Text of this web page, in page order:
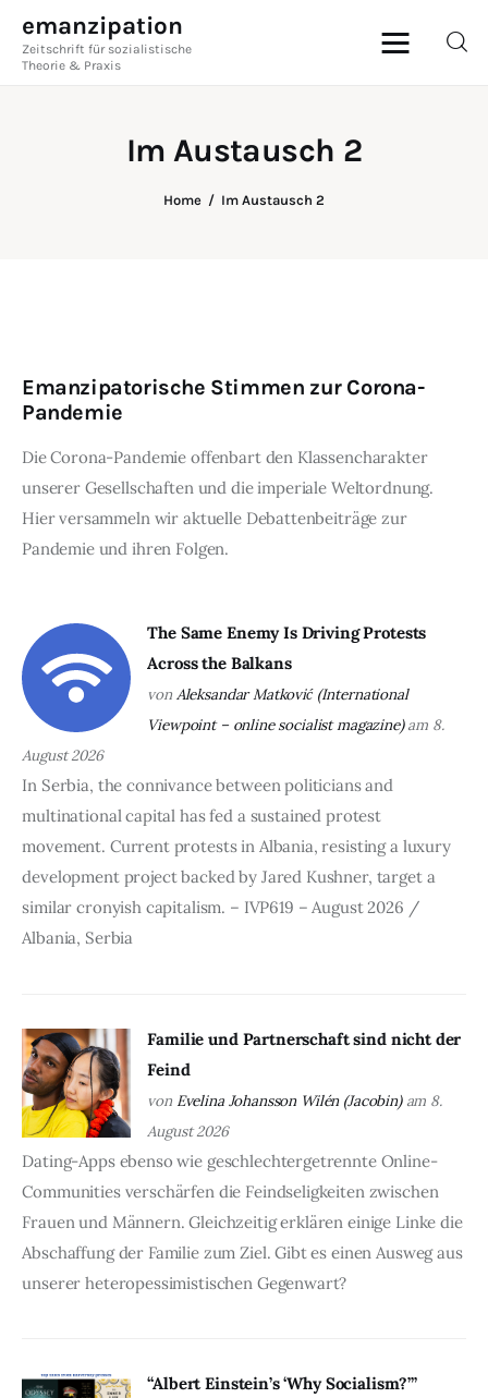
emanzipation
Zeitschrift für sozialistische
Theorie & Praxis
Im Austausch 2
Home Im Austausch 2
emanzipation
Im Austausch
ABO
ÜBER EMANZIPATION
Emanzipatorische Stimmen zur Corona-
Pandemie
Die Corona-Pandemie offenbart den Klassencharakter
unserer Gesellschaften und die imperiale Weltordnung.
Hier versammeln wir aktuelle Debattenbeiträge zur
Pandemie und ihren Folgen.
The Same Enemy Is Driving Protests
Across the Balkans
von Aleksandar Matković (International
Viewpoint – online socialist magazine)am 8.
August 2026
In Serbia, the connivance between politicians and
multinational capital has fed a sustained protest
movement. Current protests in Albania, resisting a luxury
development project backed by Jared Kushner, target a
similar cronyish capitalism. – IVP619 – August 2026 /
Albania, Serbia
Familie und Partnerschaft sind nicht der
Feind
von Evelina Johansson Wilén (Jacobin)am 8.
August 2026
Dating-Apps ebenso wie geschlechtergetrennte Online-
Communities verschärfen die Feindseligkeiten zwischen
Frauen und Männern. Gleichzeitig erklären einige Linke die
Abschaffung der Familie zum Ziel. Gibt es einen Ausweg aus
unserer heteropessimistischen Gegenwart?
“Albert Einstein’s ‘Why Socialism?’”